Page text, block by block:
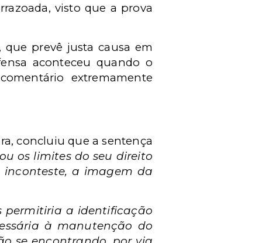
visto que a prova
que prevê justa causa em
aconteceu quando o
extremamente
concluiu que a sentença
os limites do seu direito
inconteste, a imagem da
permitiria a identificação
à manutenção do